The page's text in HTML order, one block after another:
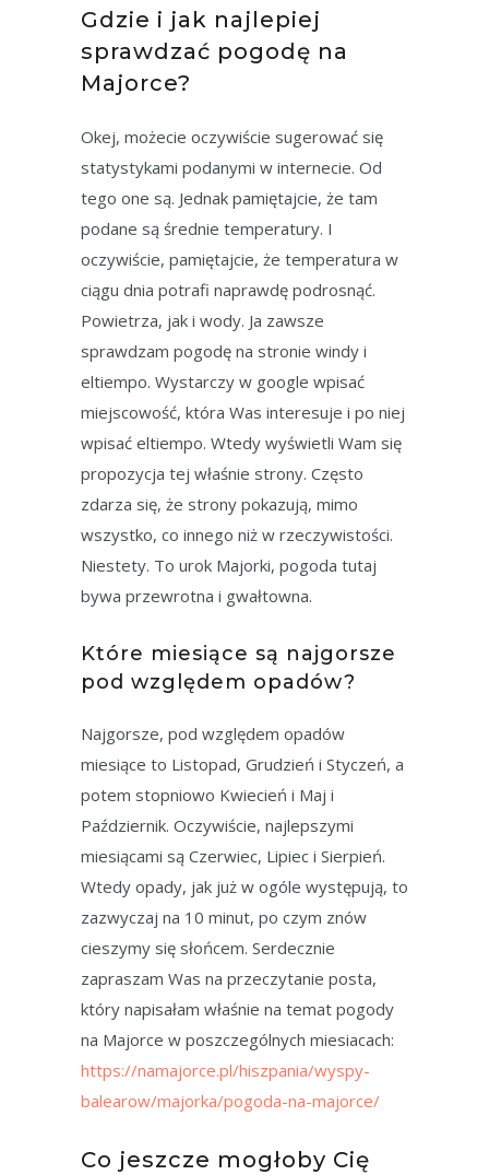
Gdzie i jak najlepiej
sprawdzać pogodę na
Majorce?
Okej, możecie oczywiście sugerować się
statystykami podanymi w internecie. Od
tego one są. Jednak pamiętajcie, że tam
podane są średnie temperatury. I
oczywiście, pamiętajcie, że temperatura w
ciągu dnia potrafi naprawdę podrosnąć.
Powietrza, jak i wody. Ja zawsze
sprawdzam pogodę na stronie windy i
eltiempo. Wystarczy w google wpisać
miejscowość, która Was interesuje i po niej
wpisać eltiempo. Wtedy wyświetli Wam się
propozycja tej właśnie strony. Często
zdarza się, że strony pokazują, mimo
wszystko, co innego niż w rzeczywistości.
Niestety. To urok Majorki, pogoda tutaj
bywa przewrotna i gwałtowna.
Które miesiące są najgorsze
pod względem opadów?
Najgorsze, pod względem opadów
miesiące to Listopad, Grudzień i Styczeń, a
potem stopniowo Kwiecień i Maj i
Październik. Oczywiście, najlepszymi
miesiącami są Czerwiec, Lipiec i Sierpień.
Wtedy opady, jak już w ogóle występują, to
zazwyczaj na 10 minut, po czym znów
cieszymy się słońcem. Serdecznie
zapraszam Was na przeczytanie posta,
który napisałam właśnie na temat pogody
na Majorce w poszczególnych miesiacach:
https://namajorce.pl/hiszpania/wyspy-
balearow/majorka/pogoda-na-majorce/
Co jeszcze mogłoby Cię